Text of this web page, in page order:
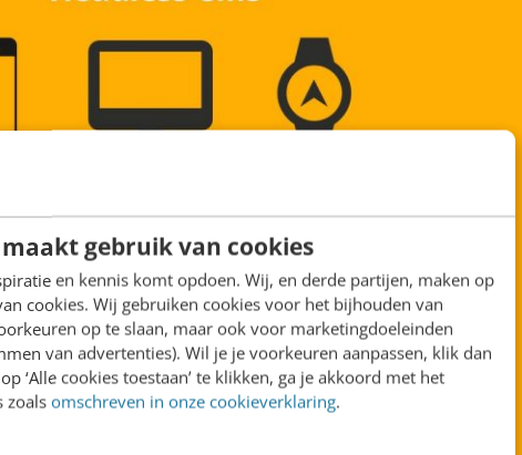
gebruik van cookies
en kennis komt opdoen. Wij, en derde partijen, maken op
cookies. Wij gebruiken cookies voor het bijhouden van
op te slaan, maar ook voor marketingdoeleinden
van advertenties). Wil je je voorkeuren aanpassen, klik dan
‘Alle cookies toestaan’ te klikken, ga je akkoord met het
zoals omschreven in onze cookieverklaring.